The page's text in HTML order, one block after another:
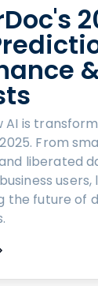
AI is
From
liberated
the future of